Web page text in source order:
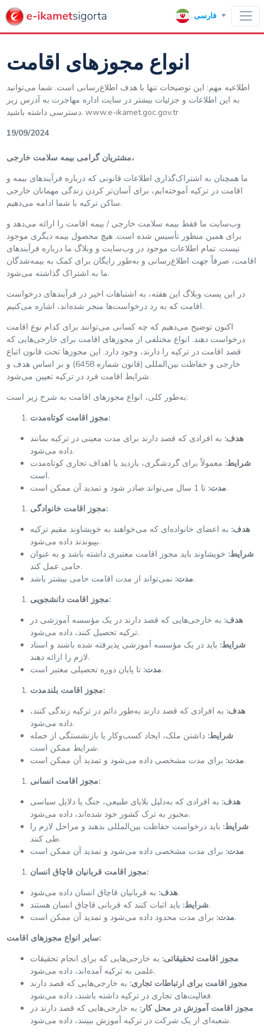
فارسی
انواع مجوزهای اقامت
اطلاعیه مهم: این توضیحات تنها با هدف اطلاع‌رسانی است. شما می‌توانید
به این اطلاعات و جزئیات بیشتر در سایت اداره مهاجرت به آدرس زیر
دسترسی داشته باشید. www.e-ikamet.goc.gov.tr
19/09/2024
مشتریان گرامی بیمه سلامت خارجی،
ما همچنان به اشتراک‌گذاری اطلاعات قانونی که درباره فرآیندهای بیمه و
اقامت در ترکیه آموخته‌ایم، برای آسان‌تر کردن زندگی مهمانان خارجی
ساکن ترکیه با شما ادامه می‌دهیم.
وب‌سایت ما فقط بیمه سلامت خارجی / بیمه اقامت را ارائه می‌دهد و
برای همین منظور تأسیس شده است. هیچ محصول بیمه دیگری موجود
نیست. تمام اطلاعات موجود در وب‌سایت و وبلاگ ما درباره فرآیندهای
اقامت، صرفاً جهت اطلاع‌رسانی و به‌طور رایگان برای کمک به بیمه‌شدگان
ما به اشتراک گذاشته می‌شود.
در این پست وبلاگ این هفته، به اشتباهات اخیر در فرآیندهای درخواست
اقامت که به رد درخواست‌ها منجر شده‌اند، اشاره می‌کنیم.
اکنون توضیح می‌دهیم که چه کسانی می‌توانند برای کدام نوع اقامت
درخواست دهند. انواع مختلفی از مجوزهای اقامت برای خارجی‌هایی که
قصد اقامت در ترکیه را دارند، وجود دارد. این مجوزها تحت قانون اتباع
خارجی و حفاظت بین‌المللی (قانون شماره 6458) و بر اساس هدف و
شرایط اقامت فرد در ترکیه تعیین می‌شود.
به‌طور کلی، انواع مجوزهای اقامت به شرح زیر است:
مجوز اقامت کوتاه‌مدت:
هدف: به افرادی که قصد دارند برای مدت معینی در ترکیه بمانند
داده می‌شود.
شرایط: معمولاً برای گردشگری، بازدید یا اهداف تجاری کوتاه‌مدت
است.
مدت:تا 1 سال می‌تواند صادر شود و تمدید آن ممکن است.
مجوز اقامت خانوادگی:
هدف: به اعضای خانواده‌ای که می‌خواهند به خویشاوند مقیم ترکیه
بپیوندند داده می‌شود.
شرایط: خویشاوند باید مجوز اقامت معتبری داشته باشد و به عنوان
حامی عمل کند.
مدت:نمی‌تواند از مدت اقامت حامی بیشتر باشد.
مجوز اقامت دانشجویی:
هدف: به خارجی‌هایی که قصد دارند در یک مؤسسه آموزشی در
ترکیه تحصیل کنند، داده می‌شود.
شرایط: باید در یک مؤسسه آموزشی پذیرفته شده باشند و اسناد
لازم را ارائه دهند.
مدت:تا پایان دوره تحصیلی معتبر است.
مجوز اقامت بلندمدت:
هدف: به افرادی که قصد دارند به‌طور دائم در ترکیه زندگی کنند،
داده می‌شود.
شرایط: داشتن ملک، ایجاد کسب‌وکار یا بازنشستگی از جمله
شرایط ممکن است.
مدت:برای مدت مشخصی داده می‌شود و تمدید آن ممکن است.
مجوز اقامت انسانی:
هدف: به افرادی که به‌دلیل بلایای طبیعی، جنگ یا دلایل سیاسی
مجبور به ترک کشور خود شده‌اند، داده می‌شود.
شرایط: باید درخواست حفاظت بین‌المللی بدهند و مراحل لازم را
طی کنند.
مدت:برای مدت مشخصی داده می‌شود و تمدید آن ممکن است.
مجوز اقامت قربانیان قاچاق انسان:
هدف:به قربانیان قاچاق انسان داده می‌شود.
شرایط:باید اثبات کنند که قربانی قاچاق انسان هستند.
مدت:برای مدت محدود داده می‌شود و تمدید آن ممکن است.
سایر انواع مجوزهای اقامت:
مجوز اقامت تحقیقاتی: به خارجی‌هایی که برای انجام تحقیقات
علمی به ترکیه آمده‌اند، داده می‌شود.
مجوز اقامت برای ارتباطات تجاری: به خارجی‌هایی که قصد دارند
فعالیت‌های تجاری در ترکیه داشته باشند، داده می‌شود.
مجوز اقامت آموزش در محل کار: به خارجی‌هایی که قصد دارند در
شعبه‌ای از یک شرکت در ترکیه آموزش ببینند، داده می‌شود.